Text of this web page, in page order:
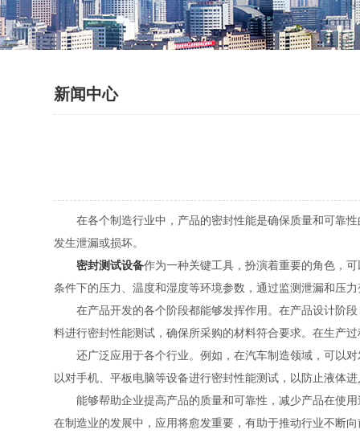
新闻中心
在各个制造行业中，产品的密封性能是确保质量和可靠性
发生泄漏或损坏。
密封测试设备作为一种关键工具，扮演着重要的角色，
条件下的压力、温度和湿度等环境参数，通过监测泄漏和压
在产品开发的各个阶段都能够发挥作用。在产品设计阶段
料进行密封性能测试，确保所采购的材料符合要求。在生产
还广泛应用于各个行业。例如，在汽车制造领域，可以对
以对手机、平板电脑等设备进行密封性能测试，以防止液体
能够帮助企业提高产品的质量和可靠性，减少产品在使用
在制造业的发展中，应用将愈发重要，有助于推动行业不断